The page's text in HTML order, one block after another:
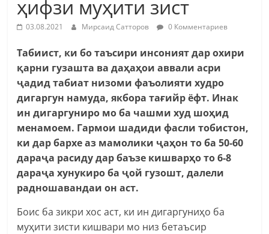
ҳифзи муҳити зист
03.08.2021 Мирсаид Сатторов 0 Комментариев
Табиист, ки бо таъсири инсоният дар охири
қарни гузашта ва даҳаҳои аввали асри
ҷадид табиат низоми фаъолияти худро
дигаргун намуда, якбора тағийр ёфт. Инак
ин дигаргуниро мо ба чашми худ шоҳид
менамоем. Гармои шадиди фасли тобистон,
ки дар бархе аз мамолики ҷаҳон то ба 50-60
дараҷа расиду дар баъзе кишварҳо то 6-8
дараҷа хунукиро ба ҷой гузошт, далели
радношавандаи он аст.
Боис ба зикри хос аст, ки ин дигаргуниҳо ба
муҳити зисти кишвари мо низ бетаъсир